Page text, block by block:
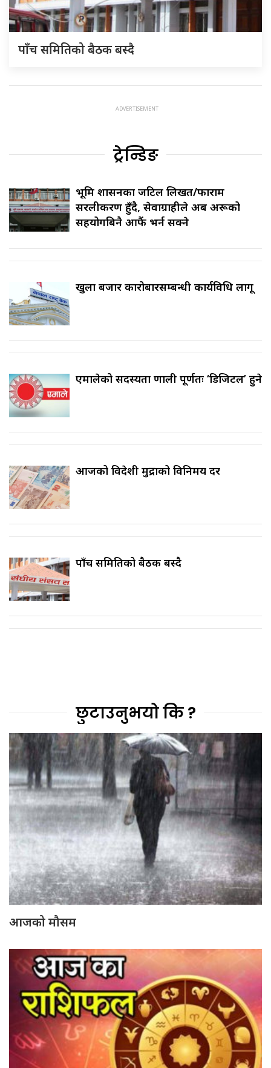
पाँच समितिको बैठक बस्दै
ट्रेन्डिङ
भूमि प्रशासनका जटिल लिखत/फाराम
सरलीकरण हुँदै, सेवाग्राहीले अब अरूको
सहयोगबिनै आफैं भर्न सक्ने
खुला बजार कारोबारसम्बन्धी कार्यविधि लागू
एमालेको सदस्यता प्रणाली पूर्णतः ‘डिजिटल’ हुने
आजको विदेशी मुद्राको विनिमय दर
पाँच समितिको बैठक बस्दै
छुटाउनुभयो कि ?
आजको मौसम